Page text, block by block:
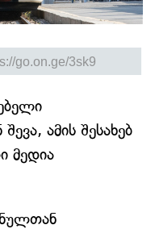
ამის შესახებ
მედია